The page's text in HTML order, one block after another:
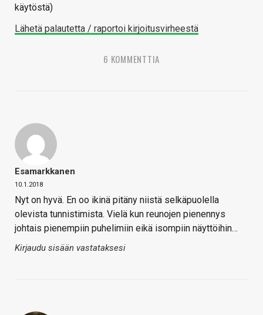
käytöstä)
Lähetä palautetta / raportoi kirjoitusvirheestä
6 KOMMENTTIA
Esamarkkanen
10.1.2018
Nyt on hyvä. En oo ikinä pitäny niistä selkäpuolella
olevista tunnistimista. Vielä kun reunojen pienennys
johtais pienempiin puhelimiin eikä isompiin näyttöihin…
Kirjaudu sisään vastataksesi